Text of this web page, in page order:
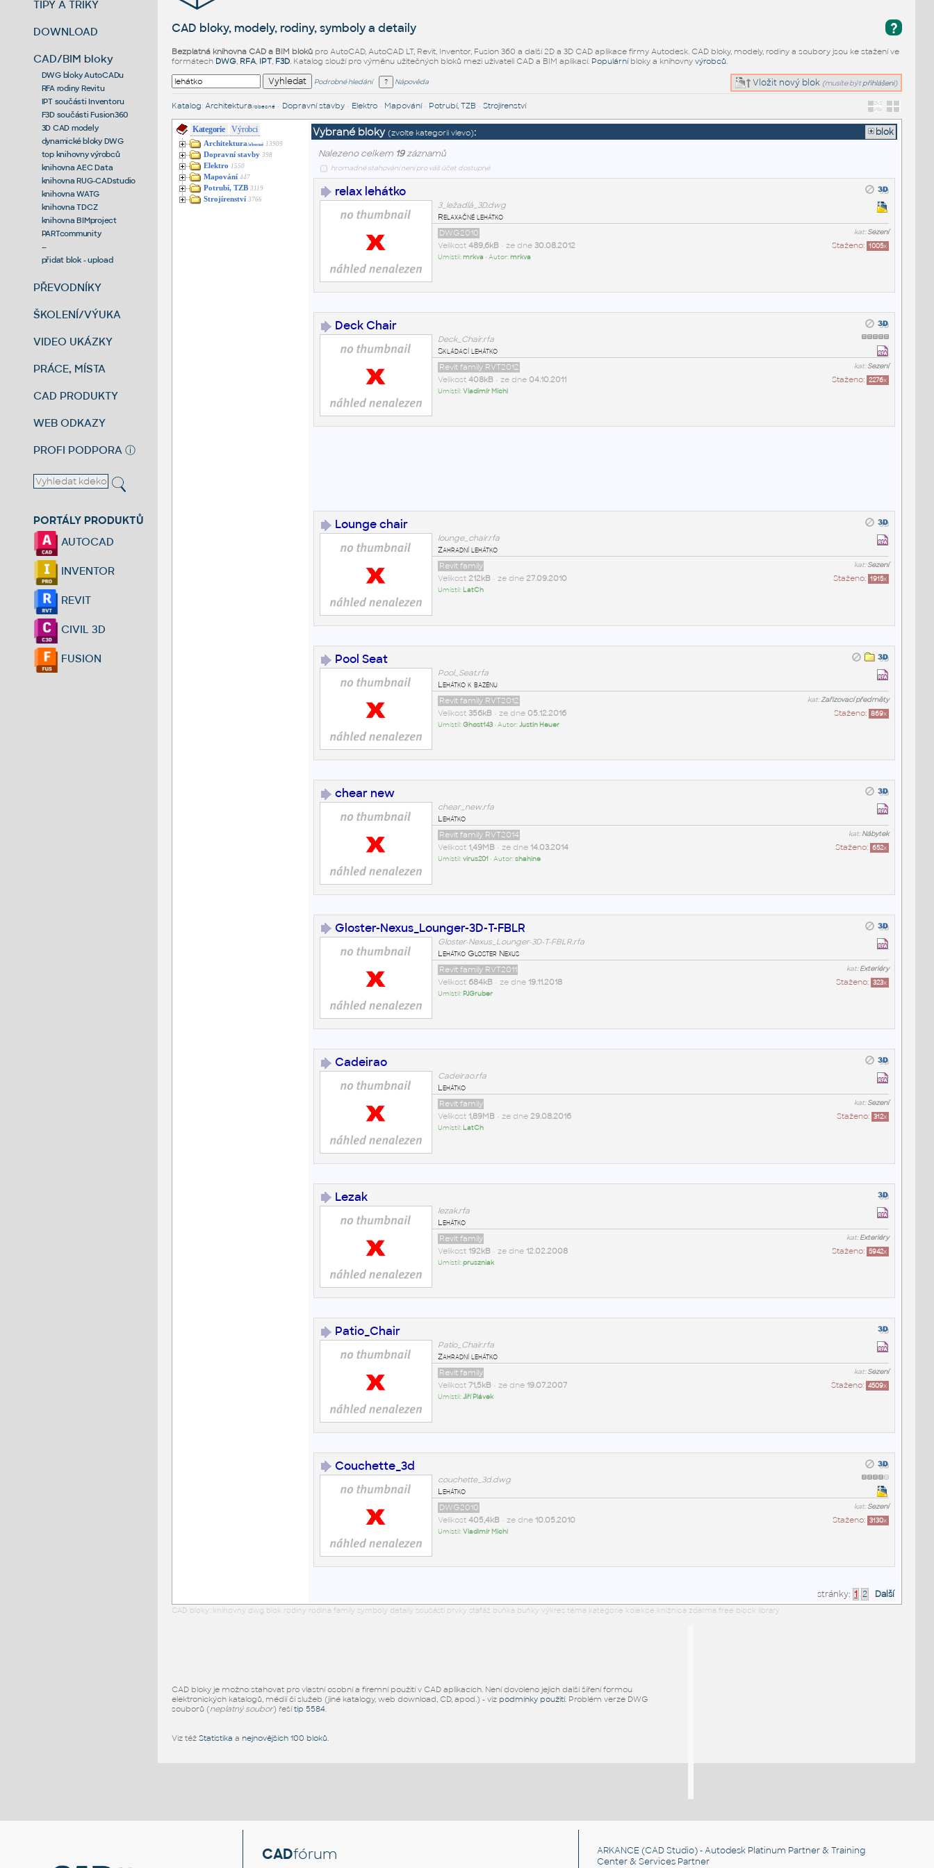
TIPY A TRIKY
DOWNLOAD
CAD/BIM bloky
DWG bloky AutoCADu
RFA rodiny Revitu
IPT součásti Inventoru
F3D součásti Fusion360
3D CAD modely
dynamické bloky DWG
top knihovny výrobců
knihovna AEC Data
knihovna RUG-CADstudio
knihovna WATG
knihovna TDCZ
knihovna BIMproject
PARTcommunity
--
přidat blok - upload
PŘEVODNÍKY
ŠKOLENÍ/VÝUKA
VIDEO UKÁZKY
PRÁCE, MÍSTA
CAD PRODUKTY
WEB ODKAZY
PROFI PODPORA ⓘ
PORTÁLY PRODUKTŮ
AUTOCAD
INVENTOR
REVIT
CIVIL 3D
FUSION
?
CAD bloky, modely, rodiny, symboly a detaily
Bezplatná knihovna CAD a BIM blokůpro AutoCAD, AutoCAD LT, Revit, Inventor, Fusion 360 a další 2D a 3D CAD aplikace firmy Autodesk. CAD bloky, modely, rodiny a soubory jsou ke stažení ve
formátech DWG, RFA, IPT, F3D. Katalog slouží pro výměnu užitečných bloků mezi uživateli CAD a BIM aplikací. Populárníbloky a knihovny výrobců.
Vložit nový blok (musíte být přihlášeni)
Podrobné hledání Nápověda
Katalog: Architektura /obecné• Dopravní stavby• Elektro• Mapování• Potrubí, TZB • Strojírenství
Kategorie Výrobci
Architektura/obecné 13909
Dopravní stavby 398
Elektro 1550
Mapování 447
Potrubí, TZB 3119
Strojírenství 3766
Vybrané bloky (zvolte kategorii vlevo):
blok
Nalezeno celkem 19záznamů
hromadné stahování není pro váš účet dostupné
relax lehátko
3_ležadlá_3D.dwg
Relaxačné lehátko
kat:Sezení
DWG2010
Staženo: 1005x
Velikost 489,6kB• ze dne 30.08.2012
Umístil:mrkva • Autor:mrkva
Deck Chair
Deck_Chair.rfa
Skládací lehátko
kat:Sezení
Revit family RVT2012
Staženo: 2276x
Velikost 408kB• ze dne 04.10.2011
Umístil:Vladimír Michl
Lounge chair
lounge_chair.rfa
Zahradní lehátko
kat:Sezení
Revit family
Staženo: 1915x
Velikost 212kB• ze dne 27.09.2010
Umístil: LatCh
Pool Seat
Pool_Seat.rfa
Lehátko k bazénu
kat:Zařizovací předměty
Revit family RVT2012
Staženo: 869x
Velikost 356kB• ze dne 05.12.2016
Umístil:Ghost143• Autor:Justin Heuer
chear new
chear_new.rfa
Lehátko
kat:Nábytek
Revit family RVT2014
Staženo: 652x
Velikost 1,49MB• ze dne 14.03.2014
Umístil:virus201 • Autor:shahine
Gloster-Nexus_Lounger-3D-T-FBLR
Gloster-Nexus_Lounger-3D-T-FBLR.rfa
Lehátko Gloster Nexus
kat:Exteriéry
Revit family RVT2011
Staženo: 323x
Velikost 684kB• ze dne 19.11.2018
Umístil: PJGruber
Cadeirao
Cadeirao.rfa
Lehátko
kat:Sezení
Revit family
Staženo: 312x
Velikost 1,89MB• ze dne 29.08.2016
Umístil: LatCh
Lezak
lezak.rfa
Lehátko
kat:Exteriéry
Revit family
Staženo: 5942x
Velikost 192kB• ze dne 12.02.2008
Umístil:pruszniak
Patio_Chair
Patio_Chair.rfa
Zahradní lehátko
kat:Sezení
Revit family
Staženo: 4509x
Velikost 71,5kB• ze dne 19.07.2007
Umístil:Jiří Plávek
Couchette_3d
couchette_3d.dwg
Lehátko
kat:Sezení
DWG2010
Staženo: 3130x
Velikost 405,4kB• ze dne 10.05.2010
Umístil:Vladimír Michl
stránky: 1 2 Další
CAD bloky: knihovny dwg blok rodiny rodina family symboly detaily součásti prvky stafáž buňka buňky výkres téma kategorie kolekce knižnica zdarma free block library
CAD bloky je možno stahovat pro vlastní osobní a firemní použití v CAD aplikacích. Není dovoleno jejich další šíření formou
elektronických katalogů, médií či služeb (jiné katalogy, web download, CD, apod.) - viz podmínky použití. Problém verze DWG
souborů (neplatný soubor) řešítip 5584.
Viz též Statistika a nejnovějších 100 bloků.
CADfórum ARKANCE (CAD Studio) - Autodesk Platinum Partner & Training
Center & Services Partner